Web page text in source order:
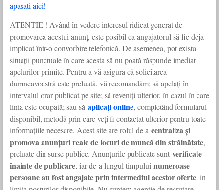
apasati aici!
ATENTIE ! Având în vedere interesul ridicat generat de
promovarea acestui anunț, este posibil ca angajatorul să fie deja
implicat într-o convorbire telefonică. De asemenea, pot exista
situații punctuale în care acesta să nu poată răspunde imediat
apelurilor primite. Pentru a vă asigura că solicitarea
dumneavoastră este preluată, vă recomandăm: să apelați în
intervalul orar publicat pe site; să reveniți ulterior, în cazul în care
linia este ocupată; sau să aplicați online, completând formularul
disponibil, metodă prin care veți fi contactat ulterior pentru toate
informațiile necesare. Acest site are rolul de a centraliza și
promova anunțuri reale de locuri de muncă din străinătate,
preluate din surse publice. Anunțurile publicate sunt verificate
înainte de publicare, iar de-a lungul timpului numeroase
persoane au fost angajate prin intermediul acestor oferte, in